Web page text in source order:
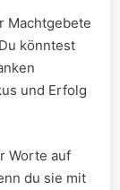
Machtgebete
könntest​
‍und Erfolg‍
Worte auf
du sie mit